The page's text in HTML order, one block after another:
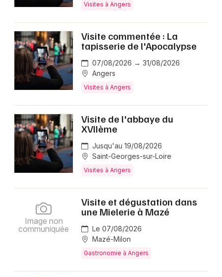
Visites à Angers
Visite commentée : La
tapisserie de l'Apocalypse
07/08/2026 → 31/08/2026
Angers
Visites à Angers
Visite de l'abbaye du
XVIIème
Jusqu'au 19/08/2026
Saint-Georges-sur-Loire
Visites à Angers
Visite et dégustation dans
une Mielerie à Mazé
Le 07/08/2026
Mazé-Milon
Gastronomie à Angers
Image non
communiquée